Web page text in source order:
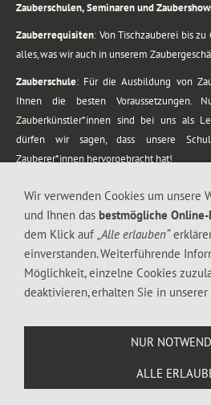
Zauberschulen, Seminaren und
Zauberrequisiten: Von Tischzauberei bis
alles, was wir auch in unserem
Zauberschule: Für die Ausbildung von
Ihnen die besten Voraussetzungen.
Zauberkünstler*innen sind bei uns als
dürfen wir sagen, dass unsere
Zauberer*innen hervorgebracht hat!
vom Kinderprogramm bis zur Tischzauberei.
meiner Zauber-Sprech-Show, angerührt
gewürzt mit Gags und visuellen Illusionen
Wir verwenden Cookies um unsere
und Ihnen das bestmögliche
dem Klick auf „Alle erlauben“
einverstanden. Weiterführende
Möglichkeit, einzelne Cookies
deaktivieren, erhalten Sie in unserer
NUR
ALLE